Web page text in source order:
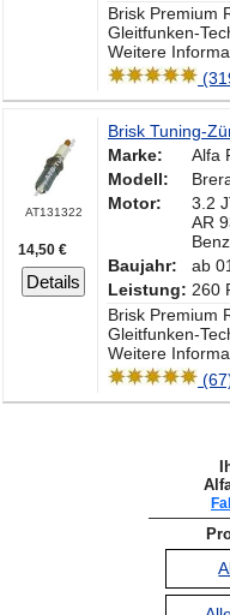
Brisk Premium
Gleitfunken-
Weitere
AT131322
14,50 €
Details
Brisk Tuning-
Marke:
Alfa
Modell:
Motor:
3.2
AR
Baujahr:
ab
Leistung: 260
Brisk Premium
Gleitfunken-
Weitere